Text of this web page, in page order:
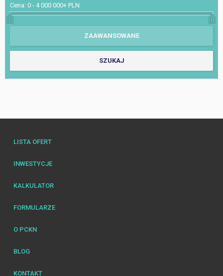
Cena: 0 - 4 000 000+ PLN
LISTA OFERT
INWESTYCJE
KALKULATOR
FORMULARZE
O PCKN
BLOG
KONTAKT